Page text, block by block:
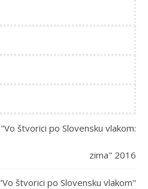
štvorici po Slovensku vlakom:
zima" 2016
štvorici po Slovensku vlakom"